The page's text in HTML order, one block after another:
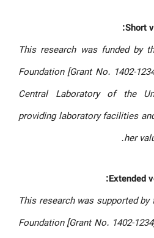
Short
This research was funded by
Foundation [Grant No. 1402-
Central Laboratory of the
providing laboratory facilities
her
Extended
This research was supported
Foundation [Grant No. 1402-